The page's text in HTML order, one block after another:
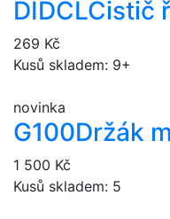
DIDCLČistič
269 Kč
Kusů skladem: 9+
novinka
G100Držák
1 500 Kč
Kusů skladem: 5